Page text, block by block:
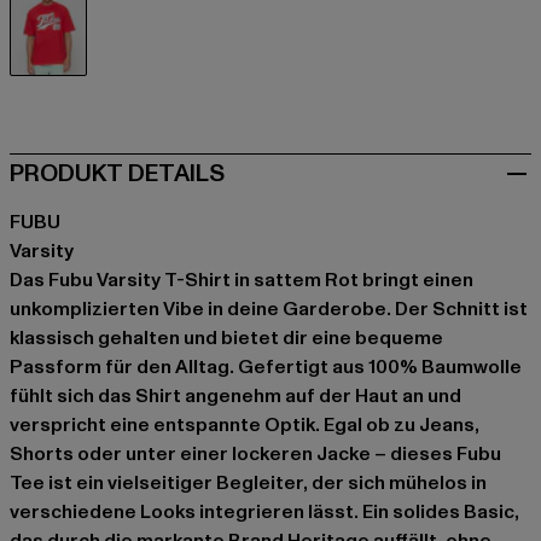
PRODUKT DETAILS
FUBU
Varsity
Das Fubu Varsity T-Shirt in sattem Rot bringt einen
unkomplizierten Vibe in deine Garderobe. Der Schnitt ist
klassisch gehalten und bietet dir eine bequeme
Passform für den Alltag. Gefertigt aus 100% Baumwolle
fühlt sich das Shirt angenehm auf der Haut an und
verspricht eine entspannte Optik. Egal ob zu Jeans,
Shorts oder unter einer lockeren Jacke – dieses Fubu
Tee ist ein vielseitiger Begleiter, der sich mühelos in
verschiedene Looks integrieren lässt. Ein solides Basic,